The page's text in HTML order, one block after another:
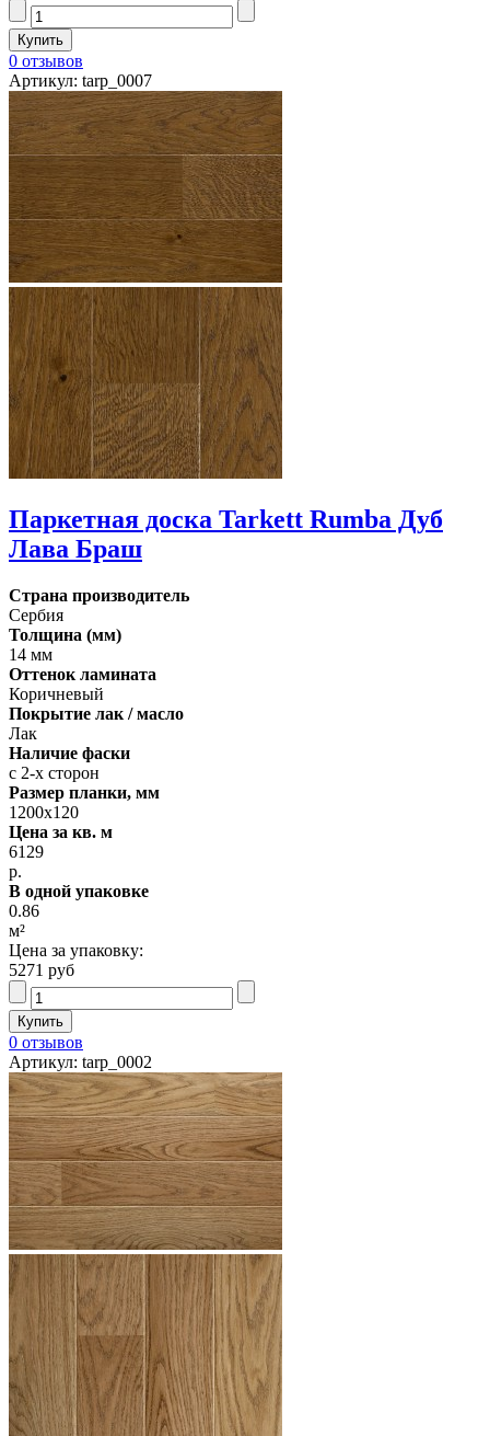
0 отзывов
Артикул: tarp_0007
Паркетная доска Tarkett Rumba Дуб
Лава Браш
Страна производитель
Сербия
Толщина (мм)
14 мм
Оттенок ламината
Коричневый
Покрытие лак / масло
Лак
Наличие фаски
с 2-х сторон
Размер планки, мм
1200х120
Цена за кв. м
6129
р.
В одной упаковке
0.86
м²
Цена за упаковку:
5271 руб
0 отзывов
Артикул: tarp_0002